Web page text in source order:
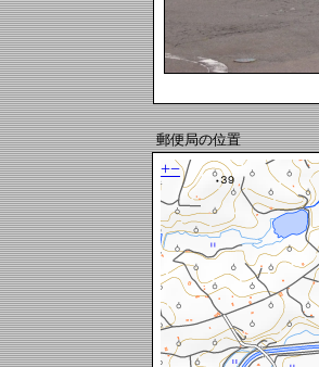
郵便局の位置